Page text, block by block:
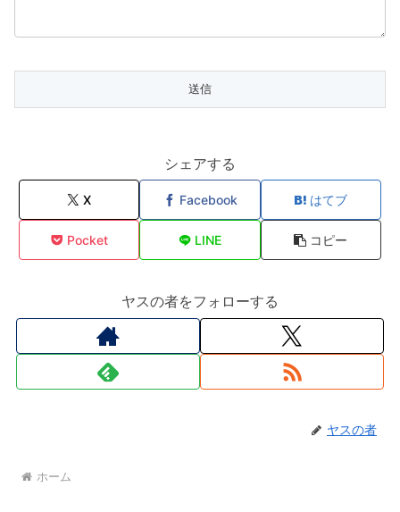
シェアする
X Facebook はてブ
Pocket LINE コピー
ヤスの者をフォローする
ヤスの者
ホーム